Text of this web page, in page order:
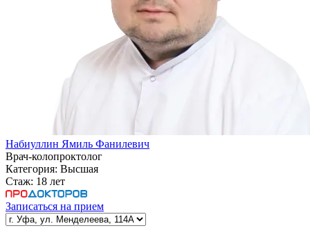
Набиуллин Ямиль Фанилевич
Врач-колопроктолог
Категория: Высшая
Стаж: 18 лет
Записаться на прием